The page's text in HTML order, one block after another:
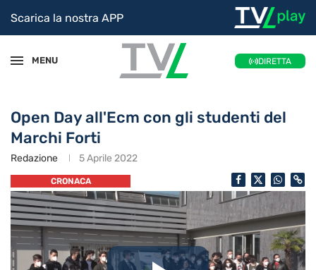
Scarica la nostra APP
MENU DIRETTA
Open Day all'Ecm con gli studenti del
Marchi Forti
Redazione 5 Aprile 2022
CRONACA